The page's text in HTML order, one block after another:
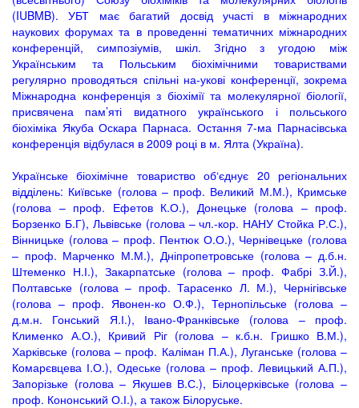
(IUBMB). УБТ має багатий досвід участі в міжнародних
наукових форумах та в проведенні тематичних міжнародних
конференцій, симпозіумів, шкіл. Згідно з угодою між
Українським та Польським біохімічними товариствами
регулярно проводяться спільні на-укові конференції, зокрема
Міжнародна конференція з біохімії та молекулярної біології,
присвячена пам’яті видатного українського і польського
біохіміка Якуба Оскара Парнаса. Остання 7-ма Парнасівська
конференція відбулася в 2009 році в м. Ялта (Україна).
Українське біохімічне товариство об‘єднує 20 регіональних
відділень: Київське (голова – проф. Великий М.М.), Кримське
(голова – проф. Ефетов К.О.), Донецьке (голова – проф.
Борзенко Б.Г), Львівське (голова – чл.-кор. НАНУ Стойка Р.С.),
Вінницьке (голова – проф. Пентюк О.О.), Чернівецьке (голова
– проф. Марченко М.М.), Дніпропетровське (голова – д.б.н.
Штеменко Н.І.), Закарпатське (голова – проф. Фабрі З.Й.),
Полтавське (голова – проф. Тарасенко Л. М.), Чернігівське
(голова – проф. Явонен-ко О.Ф.), Тернопільське (голова –
д.м.н. Гонський Я.І.), Івано-Франківське (голова – проф.
Клименко А.О.), Кривий Ріг (голова – к.б.н. Гришко В.М.),
Харківське (голова – проф. Каліман П.А.), Луганське (голова –
Комарєвцева І.О.), Одеське (голова – проф. Левицький А.П.),
Запорізьке (голова – Якушев В.С.), Білоцерківське (голова –
проф. Кононський О.І.), а також Білоруське.